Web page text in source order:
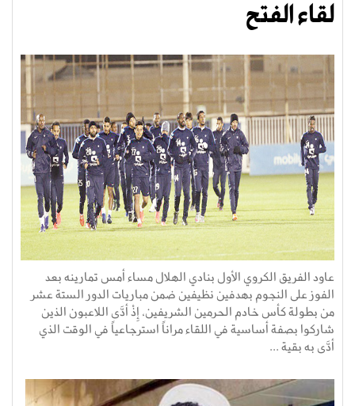
لقاء الفتح
عاود الفريق الكروي الأول بنادي الهلال مساء أمس تمارينه بعد
الفوز على النجوم بهدفين نظيفين ضمن مباريات الدور الستة عشر
من بطولة كأس خادم الحرمين الشريفين، إِذْ أدَّى اللاعبون الذين
شاركوا بصفة أساسية في اللقاء مراناً استرجاعياً في الوقت الذي
أدَّى به بقية ...